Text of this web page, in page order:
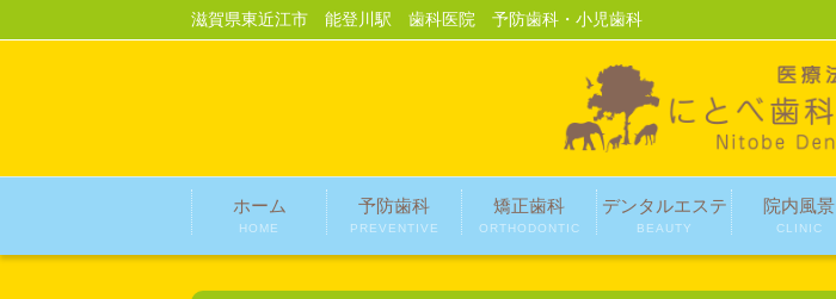
滋賀県東近江市 能登川駅 歯科医院 予防歯科・小児歯科
ホーム
HOME
予防歯科
PREVENTIVE
矯正歯科
ORTHODONTIC
デンタルエステ
BEAUTY
院内風景
CLINIC